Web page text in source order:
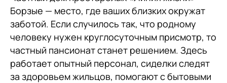
Борзые — место, где ваших близких окружат
заботой. Если случилось так, что родному
человеку нужен круглосуточным присмотр, то
частный пансионат станет решением. Здесь
работает опытный персонал, сиделки следят
за здоровьем жильцов, помогают с бытовыми